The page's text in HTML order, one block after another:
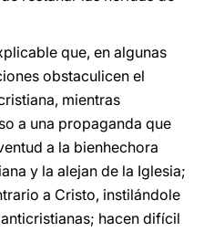
que, en algunas
obstaculicen el
mientras
a una propaganda que
a la bienhechora
y la alejan de la Iglesia;
a Cristo, instilándole
hacen difícil